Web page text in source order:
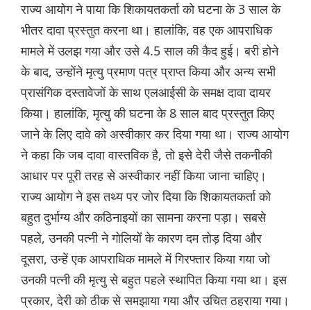
राज्य आयोग ने पाया कि शिकायतकर्ता को घटना के 3 साल के
भीतर दावा प्रस्तुत करना था। हालांकि, वह एक आपराधिक
मामले में उलझ गया और उसे 4.5 साल की कैद हुई। बरी होने
के बाद, उन्होंने मृत्यु प्रमाण पत्र प्राप्त किया और अन्य सभी
प्रासंगिक दस्तावेजों के साथ एलआईसी के समक्ष दावा दायर
किया। हालांकि, मृत्यु की घटना के 8 साल बाद प्रस्तुत किए
जाने के लिए दावे को अस्वीकार कर दिया गया था। राज्य आयोग
ने कहा कि जब दावा वास्तविक है, तो इसे देरी जैसे तकनीकी
आधार पर पूरी तरह से अस्वीकार नहीं किया जाना चाहिए।
राज्य आयोग ने इस तथ्य पर जोर दिया कि शिकायतकर्ता को
बहुत दुर्भाग्य और कठिनाइयों का सामना करना पड़ा। सबसे
पहले, उनकी पत्नी ने गोलियों के कारण दम तोड़ दिया और
दूसरा, उन्हें एक आपराधिक मामले में गिरफ्तार किया गया जो
उनकी पत्नी की मृत्यु से बहुत पहले स्थापित किया गया था। इस
प्रकार, देरी को ठीक से समझाया गया और उचित ठहराया गया।